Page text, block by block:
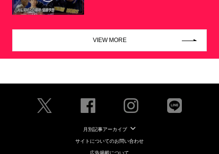
VIEW MORE
月別記事アーカイブ
サイトについてのお問い合わせ